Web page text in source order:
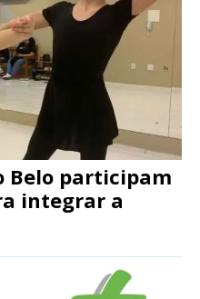
Belo participam
integrar a